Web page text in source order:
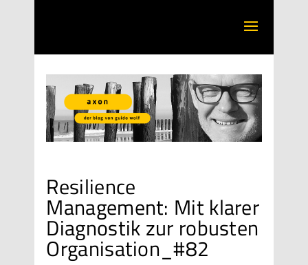
Resilience
Management: Mit klarer
Diagnostik zur robusten
Organisation_#82